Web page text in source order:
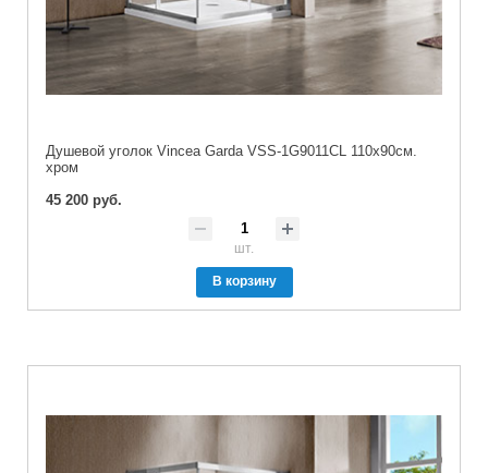
Душевой уголок Vincea Garda VSS-1G9011CL 110х90см.
хром
45 200 руб.
шт.
В корзину